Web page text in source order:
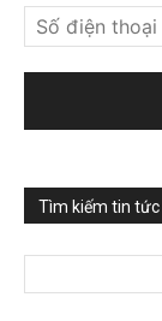
Tìm kiếm tin tức